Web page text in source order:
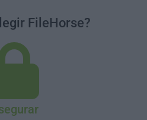
FileHorse?